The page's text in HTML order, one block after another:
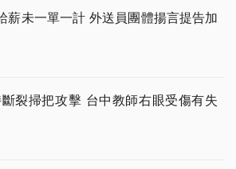
薪未一單一計 外送員團體揚言提告加
裂掃把攻擊 台中教師右眼受傷有失